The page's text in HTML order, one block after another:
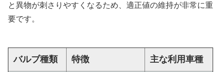
と異物が刺さりやすくなるため、適正値の維持が非常に重
要です。
バルブ種類 特徴 主な利用車種